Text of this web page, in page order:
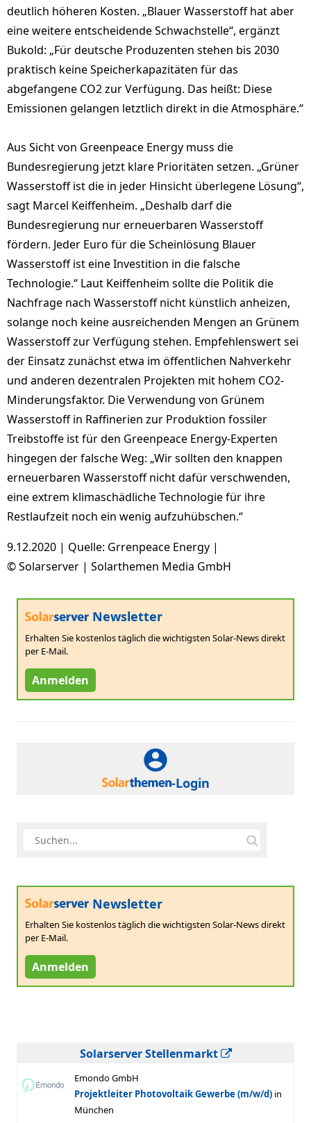
deutlich höheren Kosten. „Blauer Wasserstoff hat aber
eine weitere entscheidende Schwachstelle“, ergänzt
Bukold: „Für deutsche Produzenten stehen bis 2030
praktisch keine Speicherkapazitäten für das
abgefangene CO2 zur Verfügung. Das heißt: Diese
Emissionen gelangen letztlich direkt in die Atmosphäre.“
Aus Sicht von Greenpeace Energy muss die
Bundesregierung jetzt klare Prioritäten setzen. „Grüner
Wasserstoff ist die in jeder Hinsicht überlegene Lösung“,
sagt Marcel Keiffenheim. „Deshalb darf die
Bundesregierung nur erneuerbaren Wasserstoff
fördern. Jeder Euro für die Scheinlösung Blauer
Wasserstoff ist eine Investition in die falsche
Technologie.“ Laut Keiffenheim sollte die Politik die
Nachfrage nach Wasserstoff nicht künstlich anheizen,
solange noch keine ausreichenden Mengen an Grünem
Wasserstoff zur Verfügung stehen. Empfehlenswert sei
der Einsatz zunächst etwa im öffentlichen Nahverkehr
und anderen dezentralen Projekten mit hohem CO2-
Minderungsfaktor. Die Verwendung von Grünem
Wasserstoff in Raffinerien zur Produktion fossiler
Treibstoffe ist für den Greenpeace Energy-Experten
hingegen der falsche Weg: „Wir sollten den knappen
erneuerbaren Wasserstoff nicht dafür verschwenden,
eine extrem klimaschädliche Technologie für ihre
Restlaufzeit noch ein wenig aufzuhübschen.“
9.12.2020 | Quelle: Grrenpeace Energy |
© Solarserver | Solarthemen Media GmbH
Newsletter
Erhalten Sie kostenlos täglich die wichtigsten Solar-News direkt
per E-Mail.
Anmelden
-Login
Newsletter
Erhalten Sie kostenlos täglich die wichtigsten Solar-News direkt
per E-Mail.
Anmelden
Solarserver Stellenmarkt